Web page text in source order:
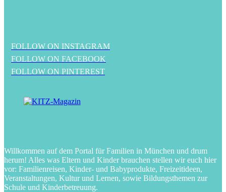
FOLLOW ON INSTAGRAM
FOLLOW ON FACEBOOK
FOLLOW ON PINTEREST
Willkommen auf dem Portal für Familien in München und drum
herum! Alles was Eltern und Kinder brauchen stellen wir euch hier
vor: Familienreisen, Kinder- und Babyprodukte, Freizeitideen,
Veranstaltungen, Kultur und Lernen, sowie Bildungsthemen zur
Schule und Kinderbetreuung.